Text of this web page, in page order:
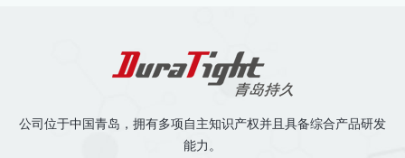
公司位于中国青岛，拥有多项自主知识产权并且具备综合产品研发
能力。